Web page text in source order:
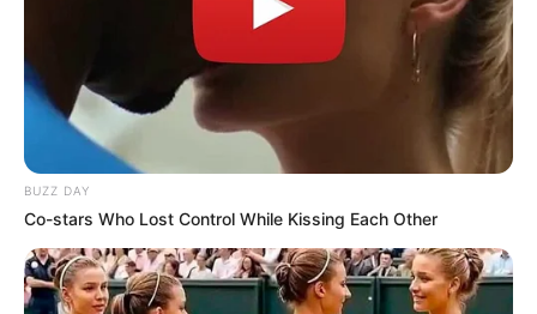
Eine tolle One-Pot-Mahlzeit für Groß und
Klein!
BUZZ DAY
Co-stars Who Lost Control While Kissing Each Other